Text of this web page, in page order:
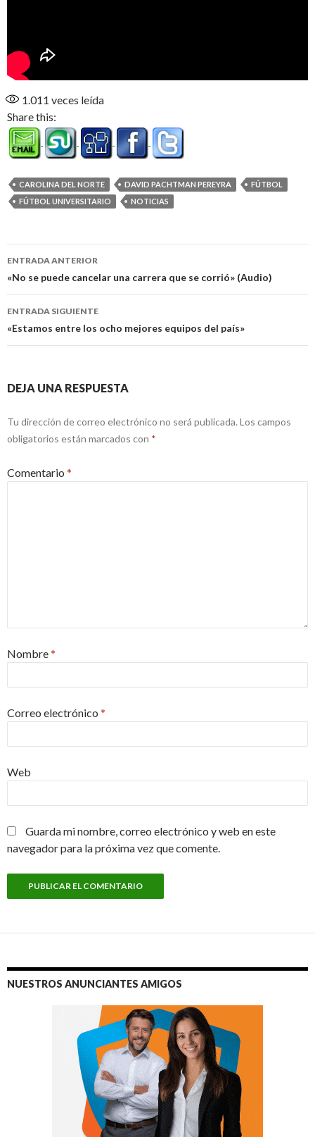
1.011 veces leída
Share this:
CAROLINA DEL NORTE DAVID PACHTMAN PEREYRA
FÚTBOL
FÚTBOL UNIVERSITARIO
NOTICIAS
Navegación
de
entradas
ENTRADA ANTERIOR
«No se puede cancelar una carrera que se corrió» (Audio)
ENTRADA SIGUIENTE
«Estamos entre los ocho mejores equipos del país»
DEJA UNA RESPUESTA
Tu dirección de correo electrónico no será publicada. Los campos
obligatorios están marcados con *
Comentario *
Nombre*
Correo electrónico *
Web
Guarda mi nombre, correo electrónico y web en este
navegador para la próxima vez que comente.
NUESTROS ANUNCIANTES AMIGOS